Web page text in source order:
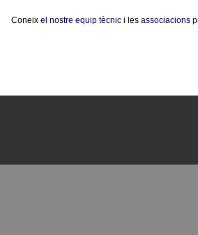
Coneix el nostre equip tècnic i les associacions